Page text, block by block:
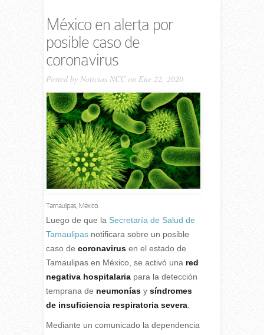
México en alerta por
posible caso de
coronavirus
Posted by Noticias NCCon Ene 22, 2020
Tamaulipas, México.
L uego de que la Secretaría de Salud de
Tamaulipasnotificara sobre un posible
caso de coronavirusen el estado de
Tamaulipas en México, se activó una red
negativa hospitalariapara la detección
temprana de neumoníasysíndromes
de insuficiencia respiratoria severa.
Mediante un comunicado la dependencia